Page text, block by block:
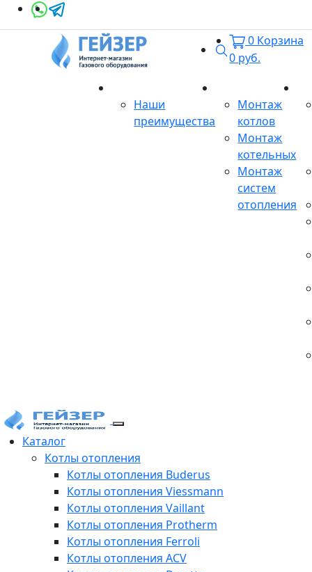
Поиск
0 Корзина
0 руб.
Наши
преимущества
Монтаж
котлов
Монтаж
котельных
Монтаж
систем
отопления
Каталог
Котлы отопления
Котлы отопления Buderus
Котлы отопления Viessmann
Котлы отопления Vaillant
Котлы отопления Protherm
Котлы отопления Ferroli
Котлы отопления ACV